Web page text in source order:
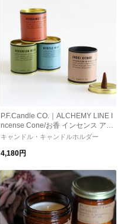
P.F.Candle CO.｜ALCHEMY LINE I
ncense Cone/お香 インセンス アロ
マ
キャンドル・キャンドルホルダー
4,180円